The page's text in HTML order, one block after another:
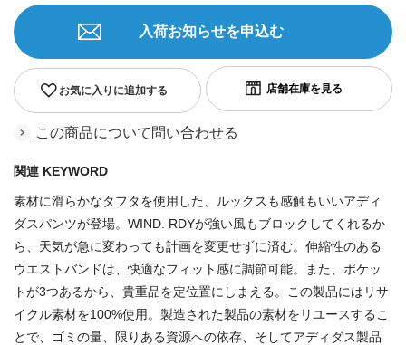
お気に入りに追加する
入荷お知らせを申込む
この商品について問い合わせる
関連 KEYWORD
素材に滑らかなタフタを使用した、ルックスも感触もいいアディ
ダスパンツが登場。WIND. RDYが強い風もブロックしてくれるか
ら、天気が急に変わっても計画を変更せずに済む。伸縮性のある
ウエストバンドは、快適なフィット感に調節可能。また、ポケッ
トが3つあるから、貴重品を定位置にしまえる。この製品にはリサ
イクル素材を100%使用。製造された製品の素材をリユースするこ
とで、ゴミの量、限りある資源への依存、そしてアディダス製品